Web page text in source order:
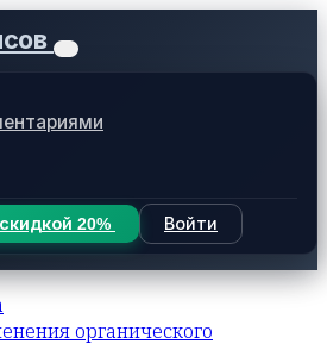
20% Войти
органического